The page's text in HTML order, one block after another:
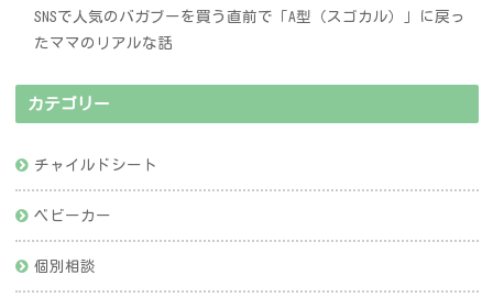
SNSで人気のバガブーを買う直前で「A型（スゴカル）」に戻っ
たママのリアルな話
カテゴリー
チャイルドシート
ベビーカー
個別相談